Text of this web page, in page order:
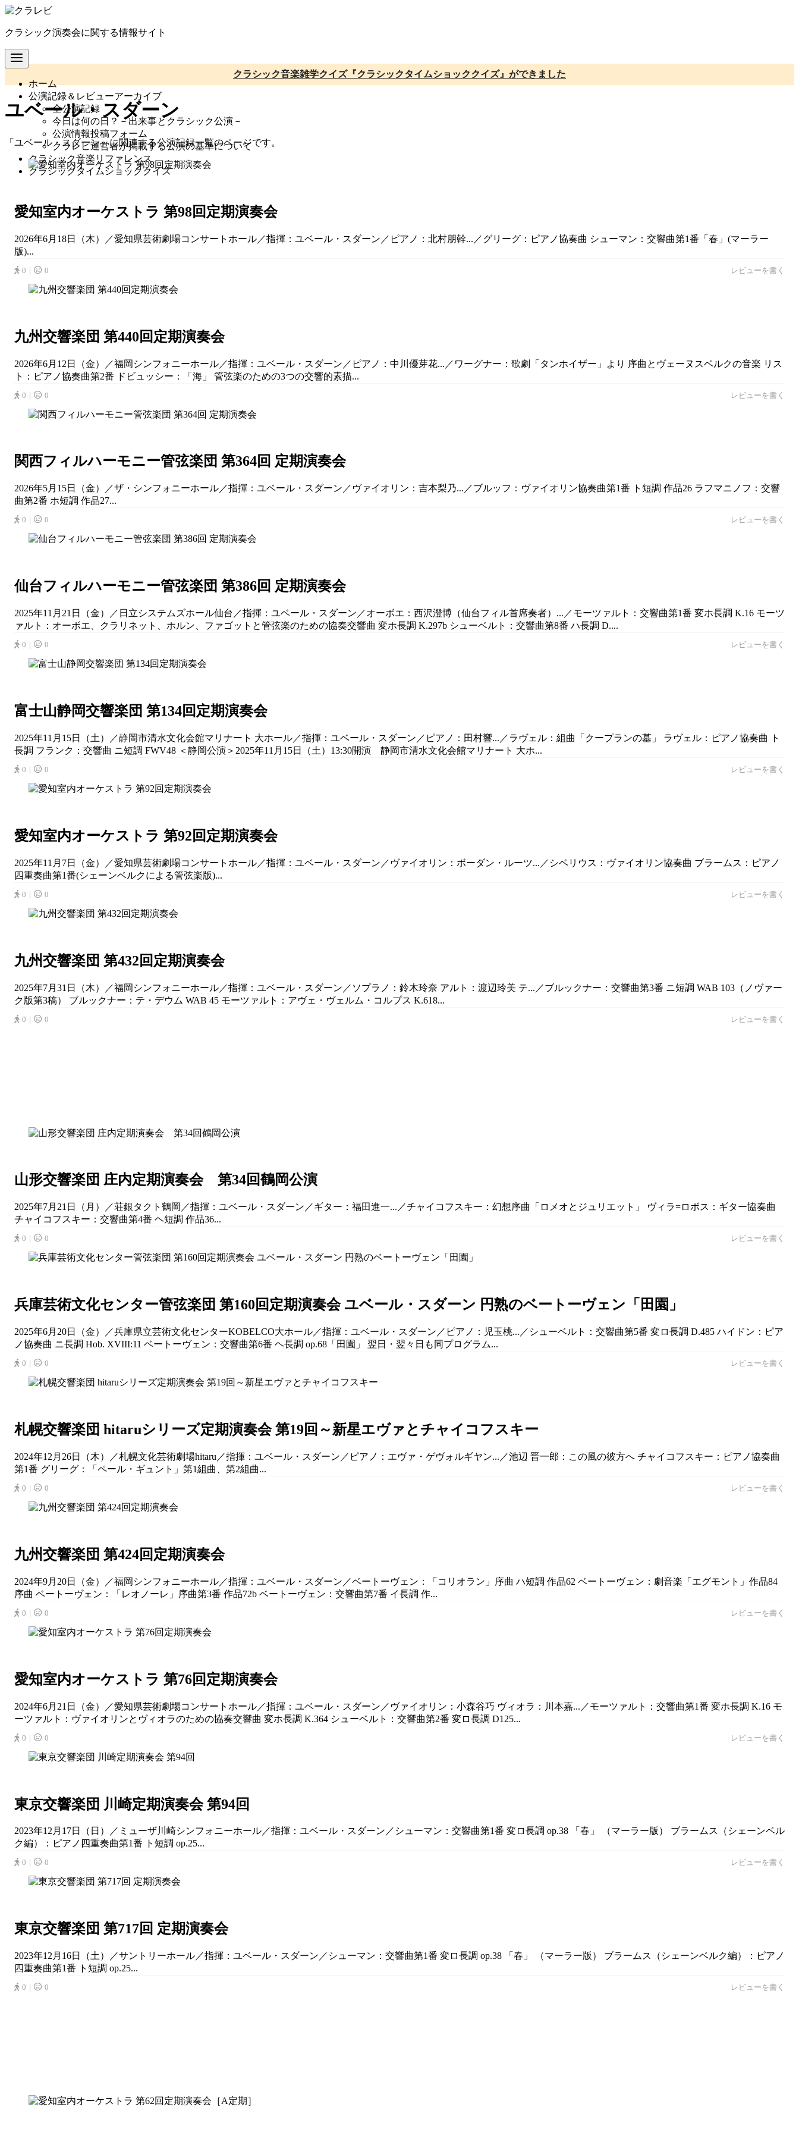
コ
テ
ン
ツ
移
クラシック演奏会に関する情報サイト
ホーム
公演記録＆レビューアーカイブ
全公演記録
今日は何の日？－出来事とクラシック公演－
公演情報投稿フォーム
クラレビ運営者が掲載する公演の基準について
クラシック音楽リファレンス
クラシックタイムショッククイズ
クラシック音楽雑学クイズ『クラシックタイムショッククイズ』ができました
ユベール・スダーン
「ユベール・スダーン」に関連する公演記録一覧のページです。
愛知室内オーケストラ 第98回定期演奏会
2026年6月18日（木）／愛知県芸術劇場コンサートホール／指揮：ユベール・スダーン／ピアノ：北村朋幹...／グリーグ：ピアノ協奏曲 シューマン：交響曲第1番「春」(マーラー
版)...
0｜ 0 レビューを書く
九州交響楽団 第440回定期演奏会
2026年6月12日（金）／福岡シンフォニーホール／指揮：ユベール・スダーン／ピアノ：中川優芽花...／ワーグナー：歌劇「タンホイザー」より 序曲とヴェーヌスベルクの音楽 リス
ト：ピアノ協奏曲第2番 ドビュッシー：「海」 管弦楽のための3つの交響的素描...
0｜ 0 レビューを書く
関西フィルハーモニー管弦楽団 第364回 定期演奏会
2026年5月15日（金）／ザ・シンフォニーホール／指揮：ユベール・スダーン／ヴァイオリン：吉本梨乃...／ブルッフ：ヴァイオリン協奏曲第1番 ト短調 作品26 ラフマニノフ：交響
曲第2番 ホ短調 作品27...
0｜ 0 レビューを書く
仙台フィルハーモニー管弦楽団 第386回 定期演奏会
2025年11月21日（金）／日立システムズホール仙台／指揮：ユベール・スダーン／オーボエ：西沢澄博（仙台フィル首席奏者）...／モーツァルト：交響曲第1番 変ホ長調 K.16 モーツ
ァルト：オーボエ、クラリネット、ホルン、ファゴットと管弦楽のための協奏交響曲 変ホ長調 K.297b シューベルト：交響曲第8番 ハ長調 D....
0｜ 0 レビューを書く
富士山静岡交響楽団 第134回定期演奏会
2025年11月15日（土）／静岡市清水文化会館マリナート 大ホール／指揮：ユベール・スダーン／ピアノ：田村響...／ラヴェル：組曲「クープランの墓」 ラヴェル：ピアノ協奏曲 ト
長調 フランク：交響曲 ニ短調 FWV48 ＜静岡公演＞2025年11月15日（土）13:30開演 静岡市清水文化会館マリナート 大ホ...
0｜ 0 レビューを書く
愛知室内オーケストラ 第92回定期演奏会
2025年11月7日（金）／愛知県芸術劇場コンサートホール／指揮：ユベール・スダーン／ヴァイオリン：ボーダン・ルーツ...／シベリウス：ヴァイオリン協奏曲 ブラームス：ピアノ
四重奏曲第1番(シェーンベルクによる管弦楽版)...
0｜ 0 レビューを書く
九州交響楽団 第432回定期演奏会
2025年7月31日（木）／福岡シンフォニーホール／指揮：ユベール・スダーン／ソプラノ：鈴木玲奈 アルト：渡辺玲美 テ...／ブルックナー：交響曲第3番 ニ短調 WAB 103（ノヴァー
ク版第3稿） ブルックナー：テ・デウム WAB 45 モーツァルト：アヴェ・ヴェルム・コルプス K.618...
0｜ 0 レビューを書く
山形交響楽団 庄内定期演奏会 第34回鶴岡公演
2025年7月21日（月）／荘銀タクト鶴岡／指揮：ユベール・スダーン／ギター：福田進一...／チャイコフスキー：幻想序曲「ロメオとジュリエット」 ヴィラ=ロボス：ギター協奏曲
チャイコフスキー：交響曲第4番 ヘ短調 作品36...
0｜ 0 レビューを書く
兵庫芸術文化センター管弦楽団 第160回定期演奏会 ユベール・スダーン 円熟のベートーヴェン「田園」
2025年6月20日（金）／兵庫県立芸術文化センターKOBELCO大ホール／指揮：ユベール・スダーン／ピアノ：児玉桃...／シューベルト：交響曲第5番 変ロ長調 D.485 ハイドン：ピア
ノ協奏曲 ニ長調 Hob. XVIII:11 ベートーヴェン：交響曲第6番 ヘ長調 op.68「田園」 翌日・翌々日も同プログラム...
0｜ 0 レビューを書く
札幌交響楽団 hitaruシリーズ定期演奏会 第19回～新星エヴァとチャイコフスキー
2024年12月26日（木）／札幌文化芸術劇場hitaru／指揮：ユベール・スダーン／ピアノ：エヴァ・ゲヴォルギヤン...／池辺 晋一郎：この風の彼方へ チャイコフスキー：ピアノ協奏曲
第1番 グリーグ：「ペール・ギュント」第1組曲、第2組曲...
0｜ 0 レビューを書く
九州交響楽団 第424回定期演奏会
2024年9月20日（金）／福岡シンフォニーホール／指揮：ユベール・スダーン／ベートーヴェン：「コリオラン」序曲 ハ短調 作品62 ベートーヴェン：劇音楽「エグモント」作品84
序曲 ベートーヴェン：「レオノーレ」序曲第3番 作品72b ベートーヴェン：交響曲第7番 イ長調 作...
0｜ 0 レビューを書く
愛知室内オーケストラ 第76回定期演奏会
2024年6月21日（金）／愛知県芸術劇場コンサートホール／指揮：ユベール・スダーン／ヴァイオリン：小森谷巧 ヴィオラ：川本嘉...／モーツァルト：交響曲第1番 変ホ長調 K.16 モ
ーツァルト：ヴァイオリンとヴィオラのための協奏交響曲 変ホ長調 K.364 シューベルト：交響曲第2番 変ロ長調 D125...
0｜ 0 レビューを書く
東京交響楽団 川崎定期演奏会 第94回
2023年12月17日（日）／ミューザ川崎シンフォニーホール／指揮：ユベール・スダーン／シューマン：交響曲第1番 変ロ長調 op.38 「春」 （マーラー版） ブラームス（シェーンベル
ク編）：ピアノ四重奏曲第1番 ト短調 op.25...
0｜ 0 レビューを書く
東京交響楽団 第717回 定期演奏会
2023年12月16日（土）／サントリーホール／指揮：ユベール・スダーン／シューマン：交響曲第1番 変ロ長調 op.38 「春」 （マーラー版） ブラームス（シェーンベルク編）：ピアノ
四重奏曲第1番 ト短調 op.25...
0｜ 0 レビューを書く